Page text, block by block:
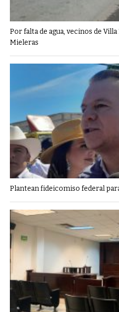
Por falta de agua, vecinos de
Mieleras
Plantean fideicomiso federal